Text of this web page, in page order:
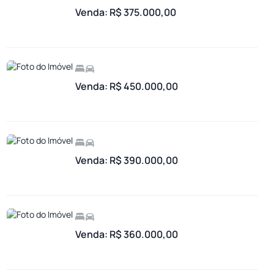
Venda: R$ 375.000,00
Venda: R$ 450.000,00
Venda: R$ 390.000,00
Venda: R$ 360.000,00